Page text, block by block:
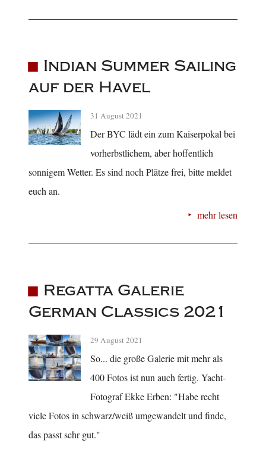
Indian Summer Sailing
auf der Havel
31 August 2021
Der BYC lädt ein zum Kaiserpokal bei
vorherbstlichem, aber hoffentlich
sonnigem Wetter. Es sind noch Plätze frei, bitte meldet
euch an.
mehr lesen
Regatta Galerie
German Classics 2021
29 August 2021
So... die große Galerie mit mehr als
400 Fotos ist nun auch fertig. Yacht-
Fotograf Ekke Erben: "Habe recht
viele Fotos in schwarz/weiß umgewandelt und finde,
das passt sehr gut."